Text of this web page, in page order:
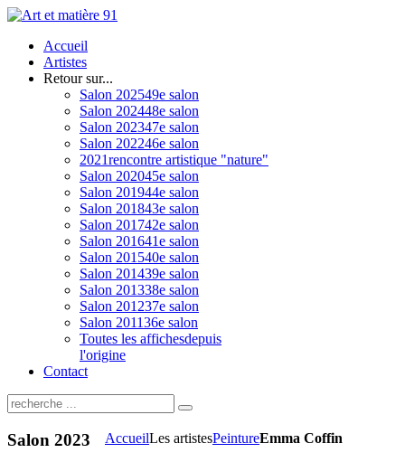
Accueil
Artistes
Retour sur...
Salon 202549e salon
Salon 202448e salon
Salon 202347e salon
Salon 202246e salon
2021rencontre artistique "nature"
Salon 202045e salon
Salon 201944e salon
Salon 201843e salon
Salon 201742e salon
Salon 201641e salon
Salon 201540e salon
Salon 201439e salon
Salon 201338e salon
Salon 201237e salon
Salon 201136e salon
Toutes les affichesdepuis
l'origine
Contact
AccueilLes artistesPeintureEmma Coffin
Salon 2023